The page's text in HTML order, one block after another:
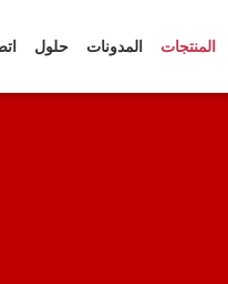
المنتجات المدونات حلول